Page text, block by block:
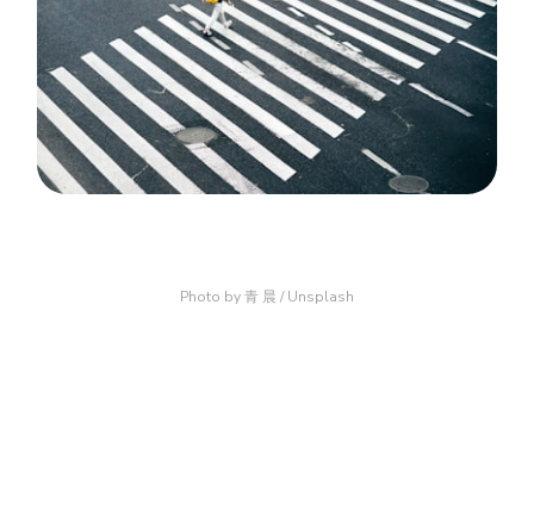
Photo by青 晨 /Unsplash